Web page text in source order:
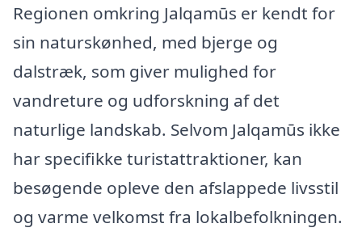
Regionen omkring Jalqamūs er kendt for
sin naturskønhed, med bjerge og
dalstræk, som giver mulighed for
vandreture og udforskning af det
naturlige landskab. Selvom Jalqamūs ikke
har specifikke turistattraktioner, kan
besøgende opleve den afslappede livsstil
og varme velkomst fra lokalbefolkningen.